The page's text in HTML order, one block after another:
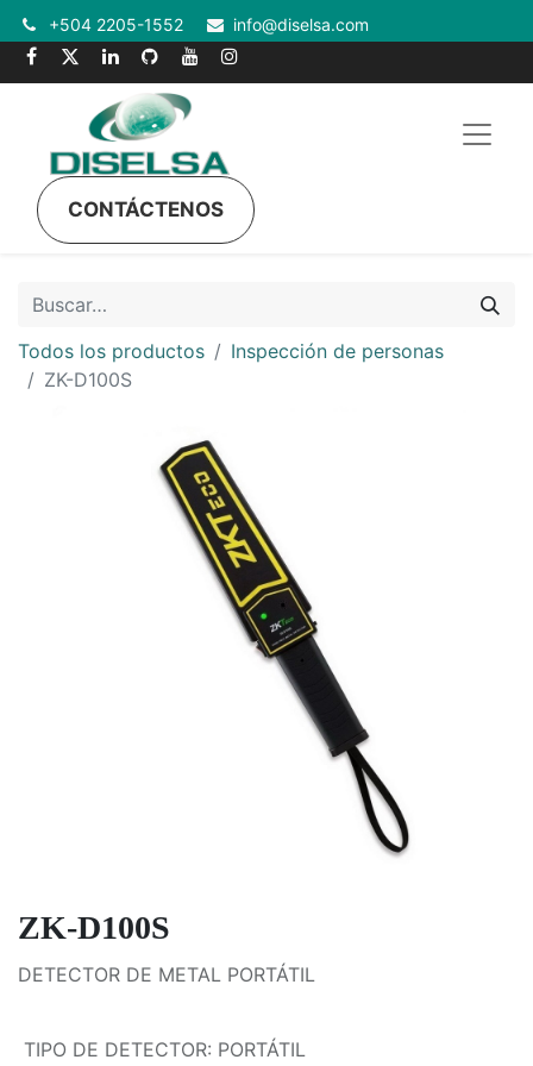
+504 2205-1552 info@diselsa.com
CONTÁCTENOS
Todos los productos
Inspección de personas
ZK-D100S
ZK-D100S
DETECTOR DE METAL PORTÁTIL
TIPO DE DETECTOR: PORTÁTIL